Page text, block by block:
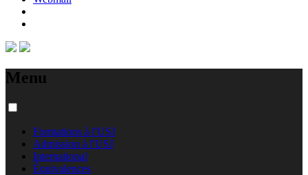
Menu
Formations à l'USJ
Admission à l'USJ
International
Équivalences